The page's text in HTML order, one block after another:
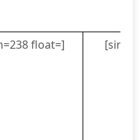
float=]